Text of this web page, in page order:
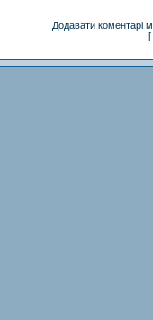
Додавати коментарі
[